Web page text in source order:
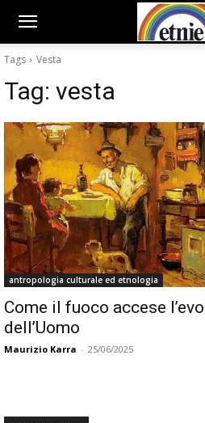
Tags Vesta
Tag: vesta
antropologia culturale ed etnologia
Come il fuoco accese
dell’Uomo
Maurizio Karra - 25/06/2025